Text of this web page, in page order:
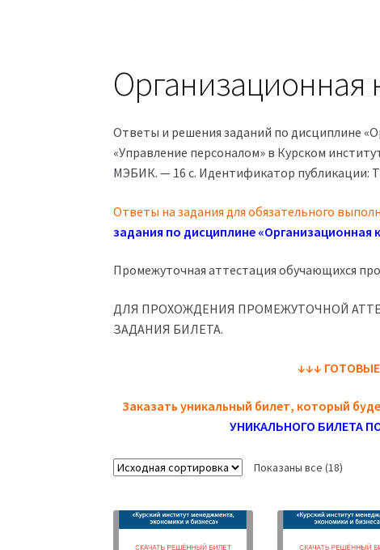
Организационная
Ответы и решения заданий по дисциплине
«Управление персоналом» в Курском
МЭБИК. — 16 с. Идентификатор публикации:
Ответы на задания для обязательного
задания по дисциплине «Организационная
Промежуточная аттестация обучающихся
ДЛЯ ПРОХОЖДЕНИЯ ПРОМЕЖУТОЧНОЙ
ЗАДАНИЯ БИЛЕТА.
↓↓↓
Заказать уникальный билет, который
УНИКАЛЬНОГО БИЛЕТА
Показаны все (18)